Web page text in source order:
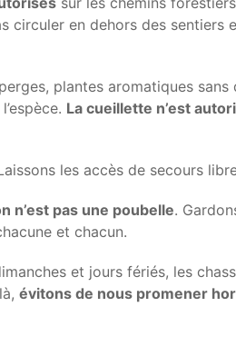
circuler en dehors des sentiers
plantes aromatiques sans
La cueillette n’est
les accès de secours
n’est pas une poubelle.
et chacun.
et jours fériés, les
évitons de nous promener